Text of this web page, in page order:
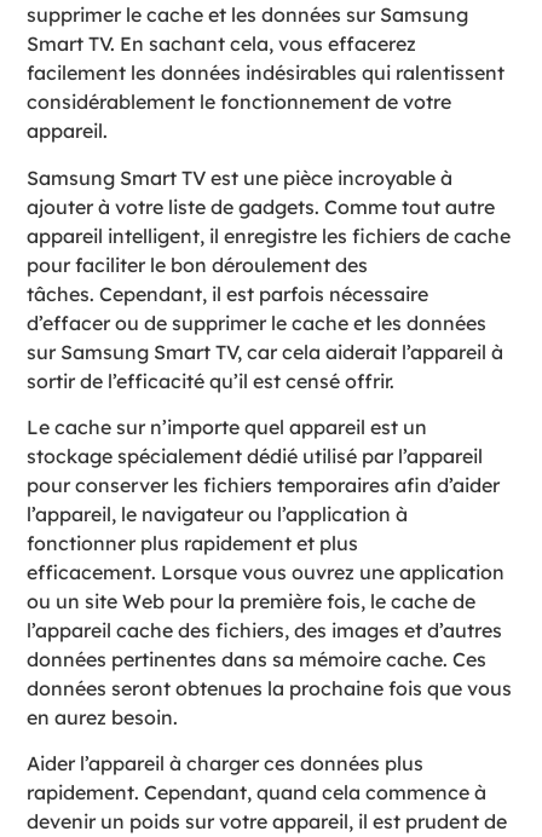
supprimer le cache et les données sur Samsung
Smart TV. En sachant cela, vous effacerez
facilement les données indésirables qui ralentissent
considérablement le fonctionnement de votre
appareil.
Samsung Smart TV est une pièce incroyable à
ajouter à votre liste de gadgets. Comme tout autre
appareil intelligent, il enregistre les fichiers de cache
pour faciliter le bon déroulement des
tâches. Cependant, il est parfois nécessaire
d’effacer ou de supprimer le cache et les données
sur Samsung Smart TV, car cela aiderait l’appareil à
sortir de l’efficacité qu’il est censé offrir.
Le cache sur n’importe quel appareil est un
stockage spécialement dédié utilisé par l’appareil
pour conserver les fichiers temporaires afin d’aider
l’appareil, le navigateur ou l’application à
fonctionner plus rapidement et plus
efficacement. Lorsque vous ouvrez une application
ou un site Web pour la première fois, le cache de
l’appareil cache des fichiers, des images et d’autres
données pertinentes dans sa mémoire cache. Ces
données seront obtenues la prochaine fois que vous
en aurez besoin.
Aider l’appareil à charger ces données plus
rapidement. Cependant, quand cela commence à
devenir un poids sur votre appareil, il est prudent de